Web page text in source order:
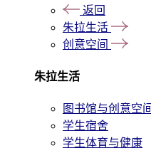
返回
朱拉生活
创意空间
朱拉生活
图书馆与创意空间
学生宿舍
学生体育与健康